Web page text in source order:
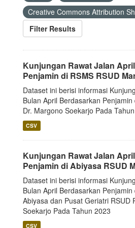
Creative Commons Attribution
Filter Results
Kunjungan Rawat Jalan
Penjamin di RSMS RSUD
Dataset ini berisi informasi
Bulan April Berdasarkan
Dr. Margono Soekarjo Pada
CSV
Kunjungan Rawat Jalan
Penjamin di Abiyasa RSUD
Dataset ini berisi informasi
Bulan April Berdasarkan Penjamin
Abiyasa dan Pusat Geriatri RSUD
Soekarjo Pada Tahun 2023
CSV